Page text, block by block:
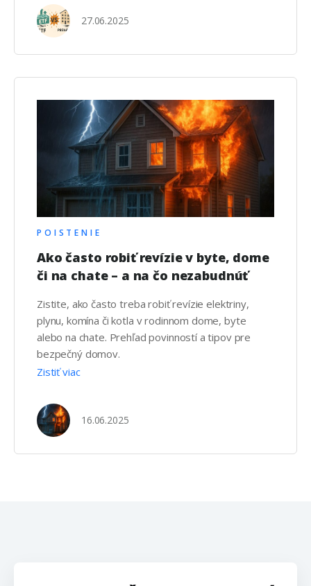
27.06.2025
POISTENIE
Ako často robiť revízie v byte, dome
či na chate – a na čo nezabudnúť
Zistite, ako často treba robiť revízie elektriny,
plynu, komína či kotla v rodinnom dome, byte
alebo na chate. Prehľad povinností a tipov pre
bezpečný domov.
Zistiť viac
16.06.2025